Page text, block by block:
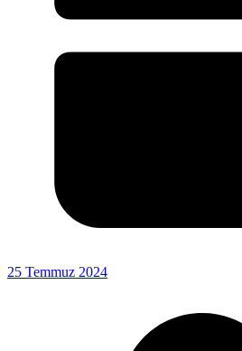
25 Temmuz 2024